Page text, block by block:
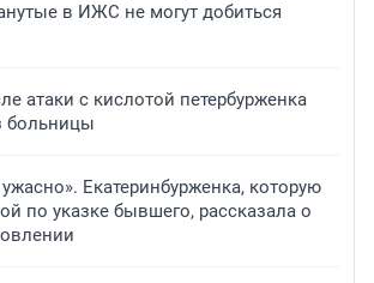
в ИЖС не могут добиться
атаки с кислотой петербурженка
больницы
Екатеринбурженка, которую
по указке бывшего, рассказала о